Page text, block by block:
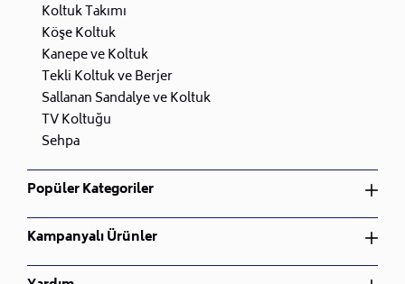
Koltuk Takımı
Köşe Koltuk
Kanepe ve Koltuk
Tekli Koltuk ve Berjer
Sallanan Sandalye ve Koltuk
TV Koltuğu
Sehpa
Popüler Kategoriler
Yatak Odası Takımı
Yemek Odası Takımı
Oturma Odası Takımı
Kampanyalı Ürünler
Yatak Odası Takımı